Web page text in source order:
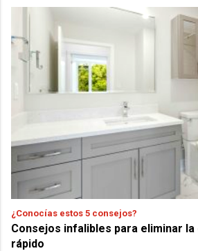
¿Conocías estos 5 consejos?
Consejos infalibles para eliminar la
rápido